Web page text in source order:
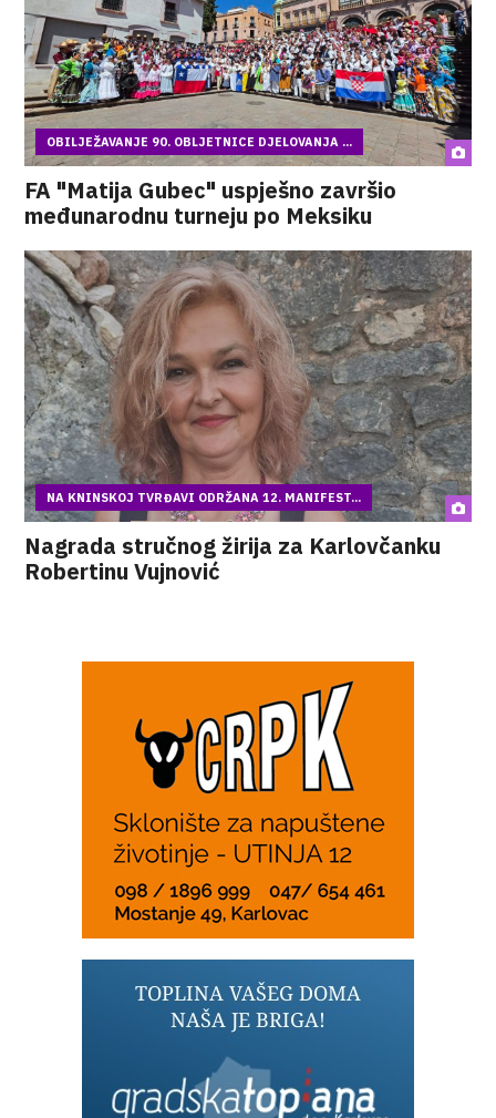
OBILJEŽAVANJE 90. OBLJETNICE DJELOVANJA ...
FA "Matija Gubec" uspješno završio
međunarodnu turneju po Meksiku
NA KNINSKOJ TVRĐAVI ODRŽANA 12. MANIFEST...
Nagrada stručnog žirija za Karlovčanku
Robertinu Vujnović